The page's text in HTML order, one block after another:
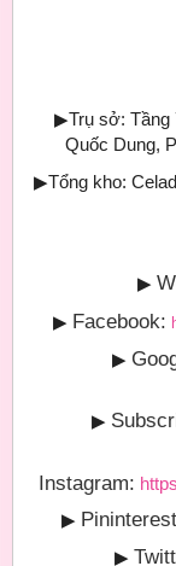
▶Trụ sở: Tầng
Quốc Dung,
▶Tổng kho:
▶
▶ Facebook:
▶
▶
Instagram:
▶
▶